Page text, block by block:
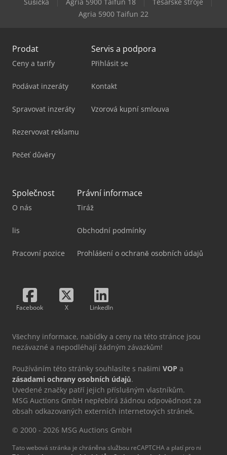
Agria 5900 Taifun 22
Prodat
Ceny a tarify
Podávat inzeráty
Spravovat inzeráty
Rezervovat reklamu
Pečeť důvěry
Servis a podpora
Přihlásit se
Kontakt
Vzorová kupní smlouva
Společnost
O nás
lis
Pracovní pozice
Právní informace
Tiráž
Obchodní podmínky
Prohlášení o ochraně osobních údajů
Facebook X LinkedIn
Všechny informace, nabídky a ceny na této stránce jsou
nezávazné a nepodléhají žádným závazkům!
Používáním této stránky souhlasíte s našimi VOP a
zásadami ochrany osobních údajů.
Uvedené značky patří jejich příslušným vlastníkům.
MSG Auctions GmbH nepřebírá žádnou odpovědnost za
obsah odkazovaných externích internetových stránek.
© 2000 - 2026 MSG Auctions GmbH
Tato webová stránka je chráněna službou reCAPTCHA a platí pro ni